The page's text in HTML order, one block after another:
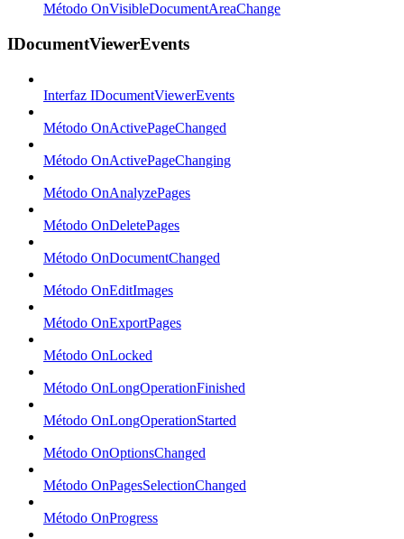
Método OnVisibleDocumentAreaChange
IDocumentViewerEvents
Interfaz IDocumentViewerEvents
Método OnActivePageChanged
Método OnActivePageChanging
Método OnAnalyzePages
Método OnDeletePages
Método OnDocumentChanged
Método OnEditImages
Método OnExportPages
Método OnLocked
Método OnLongOperationFinished
Método OnLongOperationStarted
Método OnOptionsChanged
Método OnPagesSelectionChanged
Método OnProgress